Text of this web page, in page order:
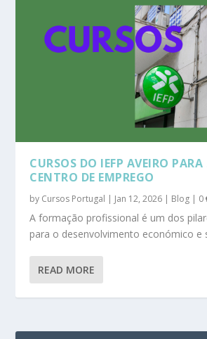
CURSOS DO IEFP AVEIRO
CENTRO DE EMPREGO
by Cursos Portugal | Jan 12, 2026 | Blog | 0
A formação profissional é um dos
para o desenvolvimento económico e
READ MORE